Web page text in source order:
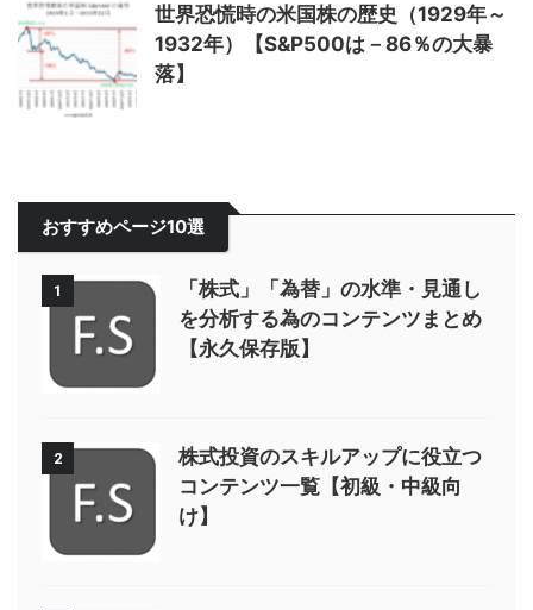
世界恐慌時の米国株の歴史（1929年～
1932年）【S&P500は－86％の大暴
落】
おすすめページ10選
1
「株式」「為替」の水準・見通し
を分析する為のコンテンツまとめ
【永久保存版】
2
株式投資のスキルアップに役立つ
コンテンツ一覧【初級・中級向
け】